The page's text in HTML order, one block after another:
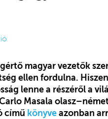
magyar vezetők
ellen fordulna.
lenne a részéről a
Masala
című könyve azonban